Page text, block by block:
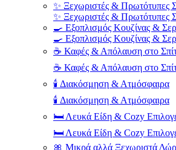
✨ Ξεχωριστές & Πρωτότυπες
✨ Ξεχωριστές & Πρωτότυπες
🍳 Εξοπλισμός Κουζίνας &
🍳 Εξοπλισμός Κουζίνας &
☕ Καφές & Απόλαυση στο
☕ Καφές & Απόλαυση στο
🕯️ Διακόσμηση & Ατμόσφαιρα
🕯️ Διακόσμηση & Ατμόσφαιρα
🛏️ Λευκά Είδη & Cozy
🛏️ Λευκά Είδη & Cozy
🎀 Μικρά αλλά Ξεχωριστά